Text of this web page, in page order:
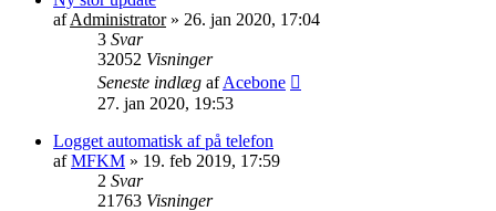
afAdministrator» 26. jan 2020, 17:04
3 Svar
32052 Visninger
Seneste indlæg afAcebone
27. jan 2020, 19:53
Logget automatisk af på telefon
afMFKM » 19. feb 2019, 17:59
2 Svar
21763 Visninger